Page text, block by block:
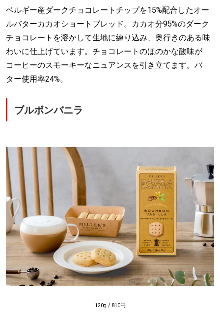
ベルギー産ダークチョコレートチップを15%配合したオー
ルバターカカオショートブレッド。カカオ分95%のダーク
チョコレートを溶かして生地に練り込み、奥行きのある味
わいに仕上げています。チョコレートのほのかな酸味が
コーヒーのスモーキーなニュアンスを引き立てます。バ
ター使用率24%。
ブルボンバニラ
120g / 810円